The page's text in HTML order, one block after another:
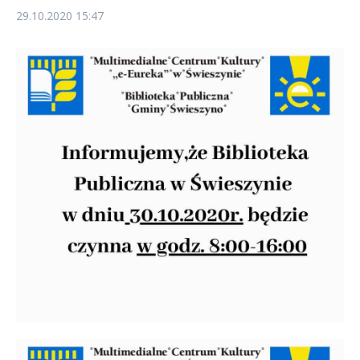
29.10.2020 15:47